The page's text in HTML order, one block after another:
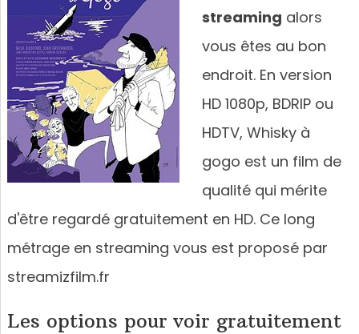
streaming alors
vous êtes au bon
endroit. En version
HD 1080p, BDRIP ou
HDTV, Whisky à
gogo est un film de
qualité qui mérite
d'être regardé gratuitement en HD. Ce long
métrage en streaming vous est proposé par
streamizfilm.fr
Les options pour voir gratuitement